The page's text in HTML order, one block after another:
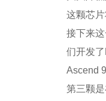
这颗芯
接下来
们开发
Ascend
第三颗